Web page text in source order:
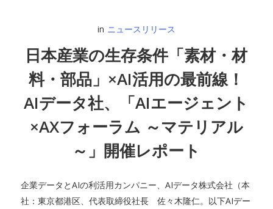
in ニュースリリース
日本産業の生存条件「素材・材
料・部品」×AI活用の最前線！
AIデータ社、「AIエージェント
×AXフォーラム ～マテリアル
～」開催レポート
企業データとAIの利活用カンパニー、AIデータ株式会社（本
社：東京都港区、代表取締役社長 佐々木隆仁。以下AIデー